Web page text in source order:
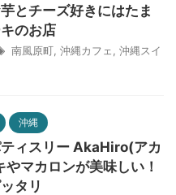
とチーズ好きにはたま
のお店
南風原町 沖縄カフェ
沖縄スイ
沖縄
ィスリー AkaHiro(アカ
やマカロンが美味しい！
タリ